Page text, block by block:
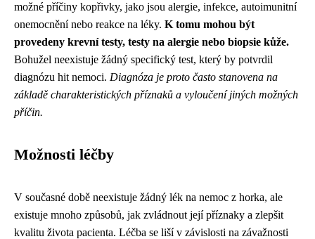
možné příčiny kopřivky, jako jsou alergie, infekce, autoimunitní
onemocnění nebo reakce na léky. K tomu mohou být
provedeny krevní testy, testy na alergie nebo biopsie kůže.
Bohužel neexistuje žádný specifický test, který by potvrdil
diagnózu hit nemoci. Diagnóza je proto často stanovena na
základě charakteristických příznaků a vyloučení jiných možných
příčin.
Možnosti léčby
V současné době neexistuje žádný lék na nemoc z horka, ale
existuje mnoho způsobů, jak zvládnout její příznaky a zlepšit
kvalitu života pacienta. Léčba se liší v závislosti na závažnosti